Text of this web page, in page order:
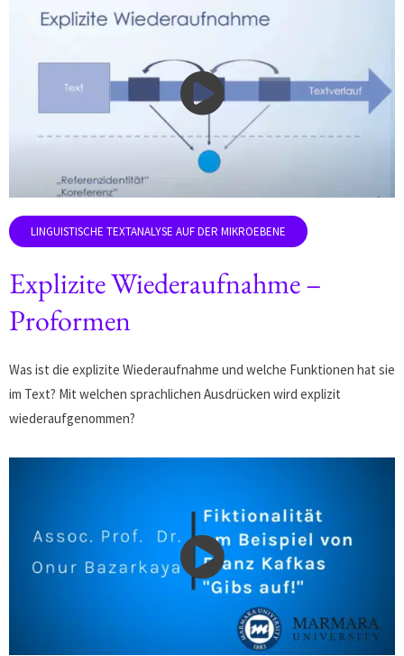
Explizite Wiederaufnahme –
Proformen
Was ist die explizite Wiederaufnahme und welche Funktionen hat sie
im Text? Mit welchen sprachlichen Ausdrücken wird explizit
wiederaufgenommen?